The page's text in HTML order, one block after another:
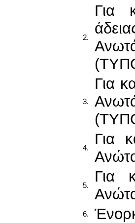
2.
Για
3.
Για
4.
Για
5.
Για
6.